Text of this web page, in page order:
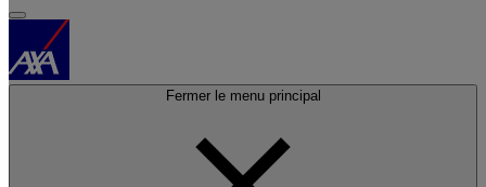
Fermer le menu principal